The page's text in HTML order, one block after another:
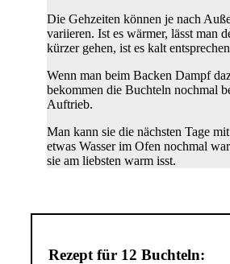
Die Gehzeiten können je nach
variieren. Ist es wärmer, lässt man
kürzer gehen, ist es kalt
Wenn man beim Backen Dampf
bekommen die Buchteln nochmal
Auftrieb.
Man kann sie die nächsten Tage
etwas Wasser im Ofen nochmal
sie am liebsten warm isst.
Rezept für 12 Buchteln: